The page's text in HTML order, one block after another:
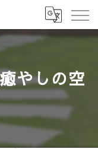
やしの空